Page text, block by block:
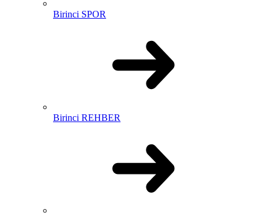
Birinci SPOR
Birinci REHBER